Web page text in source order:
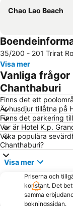
Chao Lao Beach
35/200 - 201 Trirat
Visa mer
Vanliga frågor
Chanthaburi
Finns det ett
Är husdjur tillåtna på
Finns det parkering
Var är Hotel K.p.
Vilka populära
Chanthaburi?
Visa mer
Priserna och
konstant. Det
samma
bokningssidan.